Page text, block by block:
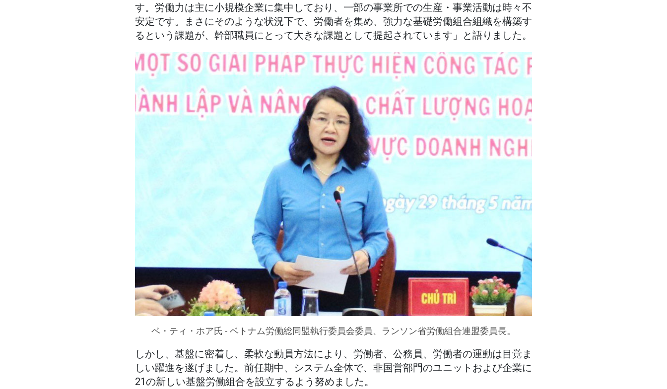
す。労働力は主に小規模企業に集中しており、一部の事業所での生産・事業活動は時々不
安定です。まさにそのような状況下で、労働者を集め、強力な基礎労働組合組織を構築す
るという課題が、幹部職員にとって大きな課題として提起されています」と語りました。
ベ・ティ・ホア氏 - ベトナム労働総同盟執行委員会委員、ランソン省労働組合連盟委員長。
しかし、基盤に密着し、柔軟な動員方法により、労働者、公務員、労働者の運動は目覚ま
しい躍進を遂げました。前任期中、システム全体で、非国営部門のユニットおよび企業に
21の新しい基盤労働組合を設立するよう努めました。